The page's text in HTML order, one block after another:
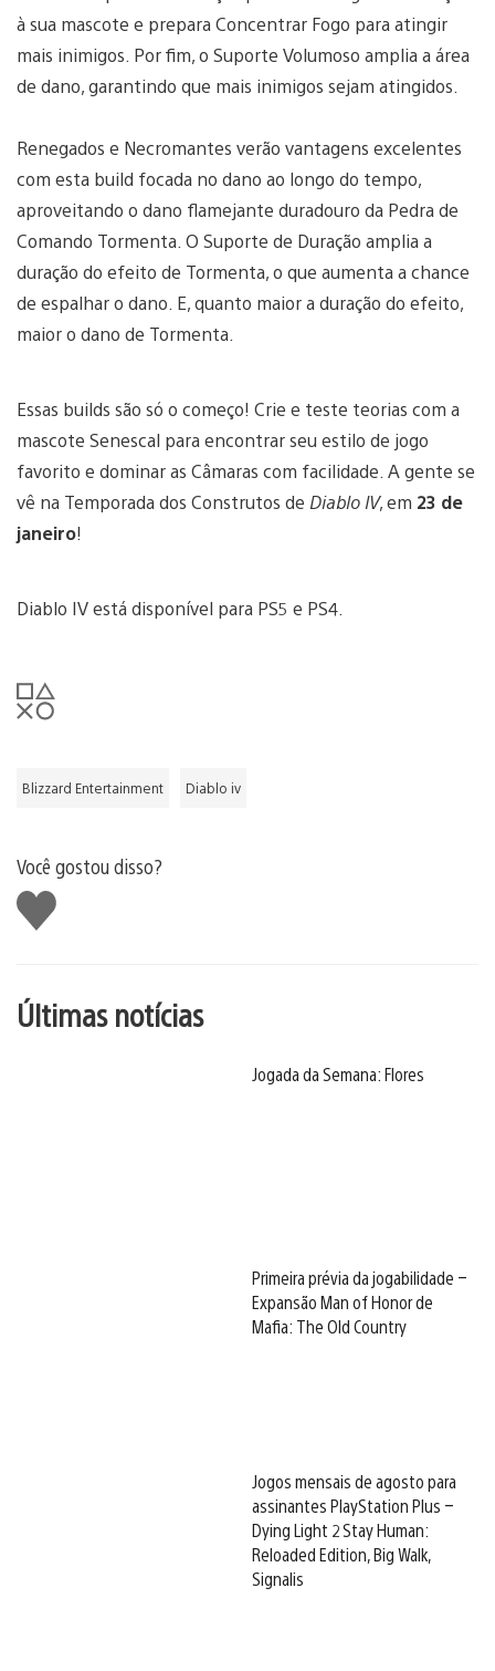
à sua mascote e prepara Concentrar Fogo para atingir
mais inimigos. Por fim, o Suporte Volumoso amplia a área
de dano, garantindo que mais inimigos sejam atingidos.
Renegados e Necromantes verão vantagens excelentes
com esta build focada no dano ao longo do tempo,
aproveitando o dano flamejante duradouro da Pedra de
Comando Tormenta. O Suporte de Duração amplia a
duração do efeito de Tormenta, o que aumenta a chance
de espalhar o dano. E, quanto maior a duração do efeito,
maior o dano de Tormenta.
Essas builds são só o começo! Crie e teste teorias com a
mascote Senescal para encontrar seu estilo de jogo
favorito e dominar as Câmaras com facilidade. A gente se
vê na Temporada dos Construtos de Diablo IV, em 23 de
janeiro!
Diablo IV está disponível para PS5 e PS4.
Blizzard Entertainment Diablo iv
Você gostou disso?
Curtir
Últimas notícias
Jogada da Semana: Flores
Primeira prévia da jogabilidade –
Expansão Man of Honor de
Mafia: The Old Country
Jogos mensais de agosto para
assinantes PlayStation Plus –
Dying Light 2 Stay Human:
Reloaded Edition, Big Walk,
Signalis